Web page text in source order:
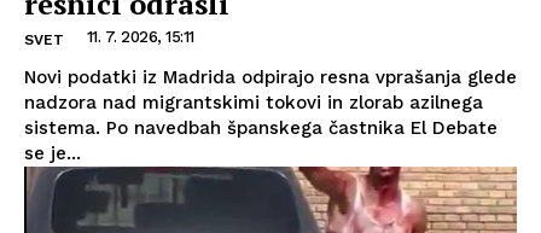
SVET 11. 7. 2026, 15:11
Novi podatki iz Madrida odpirajo resna vprašanja glede
nadzora nad migrantskimi tokovi in zlorab azilnega
sistema. Po navedbah španskega častnika El Debate
se je...